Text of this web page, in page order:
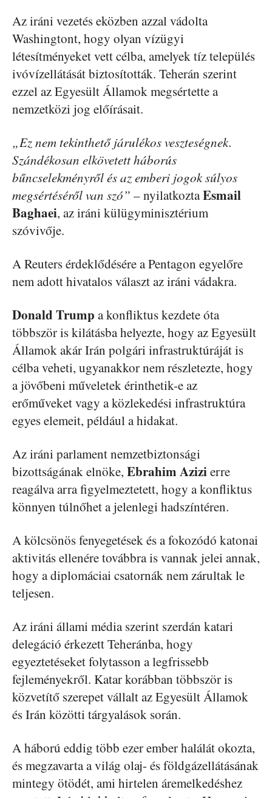
Az iráni vezetés eközben azzal vádolta
Washingtont, hogy olyan vízügyi
létesítményeket vett célba, amelyek tíz település
ivóvízellátását biztosították. Teherán szerint
ezzel az Egyesült Államok megsértette a
nemzetközi jog előírásait.
„Ez nem tekinthető járulékos veszteségnek.
Szándékosan elkövetett háborús
bűncselekményről és az emberi jogok súlyos
megsértéséről van szó” – nyilatkoztaEsmail
Baghaei, az iráni külügyminisztérium
szóvivője.
A Reuters érdeklődésére a Pentagon egyelőre
nem adott hivatalos választ az iráni vádakra.
Donald Trump a konfliktus kezdete óta
többször is kilátásba helyezte, hogy az Egyesült
Államok akár Irán polgári infrastruktúráját is
célba veheti, ugyanakkor nem részletezte, hogy
a jövőbeni műveletek érinthetik-e az
erőműveket vagy a közlekedési infrastruktúra
egyes elemeit, például a hidakat.
Az iráni parlament nemzetbiztonsági
bizottságának elnöke, Ebrahim Azizierre
reagálva arra figyelmeztetett, hogy a konfliktus
könnyen túlnőhet a jelenlegi hadszíntéren.
A kölcsönös fenyegetések és a fokozódó katonai
aktivitás ellenére továbbra is vannak jelei annak,
hogy a diplomáciai csatornák nem zárultak le
teljesen.
Az iráni állami média szerint szerdán katari
delegáció érkezett Teheránba, hogy
egyeztetéseket folytasson a legfrissebb
fejleményekről. Katar korábban többször is
közvetítő szerepet vállalt az Egyesült Államok
és Irán közötti tárgyalások során.
A háború eddig több ezer ember halálát okozta,
és megzavarta a világ olaj- és földgázellátásának
mintegy ötödét, ami hirtelen áremelkedéshez